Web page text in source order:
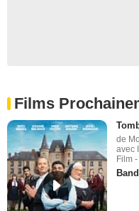
Films
de
avec
Film